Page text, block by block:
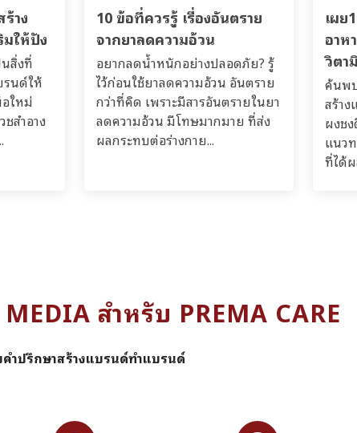
าง
ให้ปัง
สิ่งที่
รนด์ให้
ใหม่
สำอาง
10 ข้อที่ควรรู้ เรื่องอันตราย
จากยาลดความอ้วน
อยากลดน้ำหนักอย่างปลอดภัย? รู้
ไว้ก่อนใช้ยาลดความอ้วน อันตราย
กว่าที่คิด เพราะมีสารอันตรายในยา
ลดความอ้วน มีโทษมากมาย ที่ส่ง
ผลกระทบต่อร่างกาย...
เผย
อาห
วิตา
ค้นพ
สร้า
ผงช
แนว
ที่ได้ผ
สำหรับ PREMA CARE
คำปรึกษาสร้างแบรนด์ทำแบรนด์